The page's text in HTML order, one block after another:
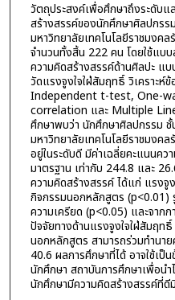
วัตถุประสงค์เพื่อศึกษาถึงระดับแ
สร้างสรรค์ของนักศึกษาศิลปกรร
มหาวิทยาลัยเทคโนโลยีราชมงค
จำนวนทั้งสิ้น 222 คน โดยใช้แบ
ความคิดสร้างสรรค์ด้านศิลปะ แ
วัดแรงจูงใจใฝ่สัมฤทธิ์ วิเคราะห์
Independent t-test, One-
correlation และ Multiple
ศึกษาพบว่า นักศึกษาศิลปกรรม ชั้
มหาวิทยาลัยเทคโนโลยีราชมงค
อยู่ในระดับดี มีค่าเฉลี่ยคะแนนคว
มาตรฐาน เท่ากับ 244.8 และ
ความคิดสร้างสรรค์ ได้แก่ แรงจู
กิจกรรมนอกหลักสูตร (p<0.01)
ความเครียด (p<0.05) และจาก
ปัจจัยทางด้านแรงจูงใจใฝ่สัมฤท
นอกหลักสูตร สามารถร่วมทำนา
40.6 ผลการศึกษาที่ได้ อาจใช้เ
นักศึกษา สถาบันการศึกษาเพื่อน
นักศึกษามีความคิดสร้างสรรค์ที่ดี